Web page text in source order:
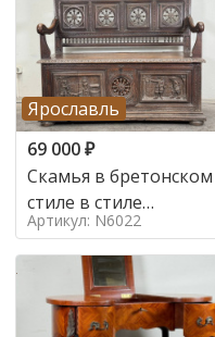
Ярославль
69 000₽
Скамья в бретонском
стиле в стиле
Артикул: N6022